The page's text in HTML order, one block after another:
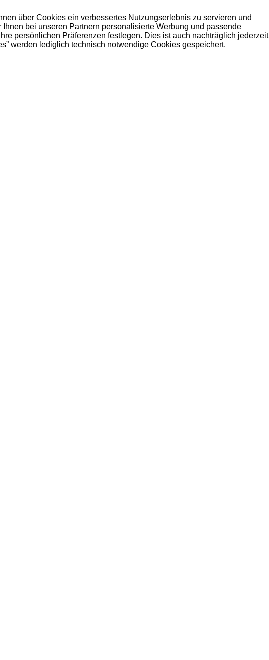
über Cookies ein verbessertes Nutzungserlebnis zu servieren und
bei unseren Partnern personalisierte Werbung und passende
persönlichen Präferenzen festlegen. Dies ist auch nachträglich jederzeit
werden lediglich technisch notwendige Cookies gespeichert.